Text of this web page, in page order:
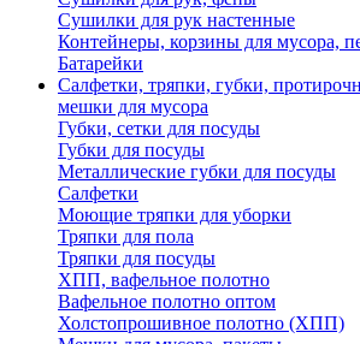
Сушилки для рук настенные
Контейнеры, корзины для мусора,
Батарейки
Салфетки, тряпки, губки,
мешки для мусора
Губки, сетки для посуды
Губки для посуды
Металлические губки для посуды
Салфетки
Моющие тряпки для уборки
Тряпки для пола
Тряпки для посуды
ХПП, вафельное полотно
Вафельное полотно оптом
Холстопрошивное полотно (ХПП)